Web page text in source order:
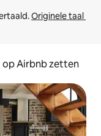
Originele taal
op Airbnb zetten